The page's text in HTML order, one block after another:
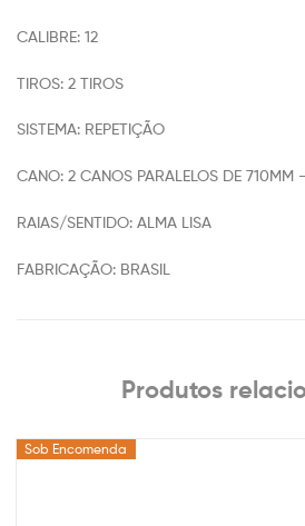
CALIBRE: 12
TIROS: 2 TIROS
SISTEMA: REPETIÇÃO
CANO: 2 CANOS PARALELOS DE 710MM
RAIAS/SENTIDO: ALMA LISA
FABRICAÇÃO: BRASIL
Produtos
Sob Encomenda